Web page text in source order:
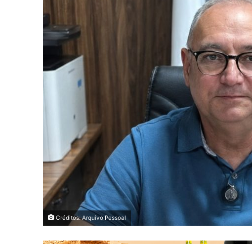
Créditos: Arquivo Pessoal